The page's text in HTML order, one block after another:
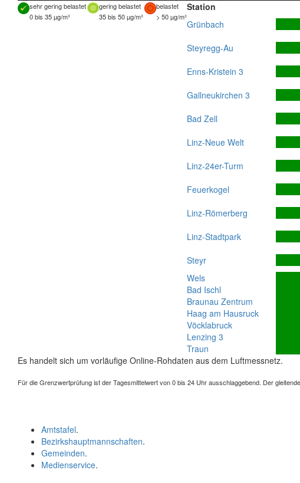
sehr gering belastet gering belastet
belastet
0 bis 35 µg/m³
35 bis 50 µg/m³ > 50 µg/m³
Station
Grünbach
Steyregg-Au
Enns-Kristein 3
Gallneukirchen 3
Bad Zell
Linz-Neue Welt
Linz-24er-Turm
Feuerkogel
Linz-Römerberg
Linz-Stadtpark
Steyr
Wels
Bad Ischl
Braunau Zentrum
Haag am Hausruck
Vöcklabruck
Lenzing 3
Traun
Es handelt sich um vorläufige Online-Rohdaten aus dem Luftmessnetz.
Für die Grenzwertprüfung ist der Tagesmittelwert von 0 bis 24 Uhr ausschlaggebend. Der
Amtstafel.
Bezirkshauptmannschaften.
Gemeinden.
Medienservice.